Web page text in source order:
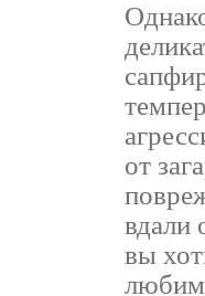
от
вдали
вы